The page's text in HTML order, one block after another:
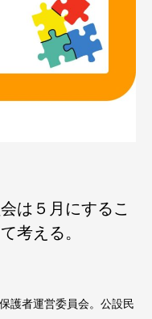
は５月にするこ
考える。
護者運営委員会。公設民